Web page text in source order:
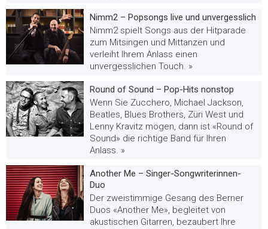
Nimm2 – Popsongs live und unvergesslich
Nimm2 spielt Songs aus der Hitparade
zum Mitsingen und Mittanzen und
verleiht Ihrem Anlass einen
unvergesslichen Touch. »
Round of Sound – Pop-Hits nonstop
Wenn Sie Zucchero, Michael Jackson,
Beatles, Blues Brothers, Züri West und
Lenny Kravitz mögen, dann ist «Round of
Sound» die richtige Band für Ihren
Anlass. »
Another Me – Singer-Songwriterinnen-
Duo
Der zweistimmige Gesang des Berner
Duos «Another Me», begleitet von
akustischen Gitarren, bezaubert Ihre